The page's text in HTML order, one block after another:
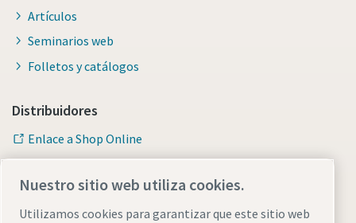
Artículos
Seminarios web
Folletos y catálogos
Distribuidores
Enlace a Shop Online
Nuestro sitio web utiliza cookies.
Utilizamos cookies para garantizar que este sitio web